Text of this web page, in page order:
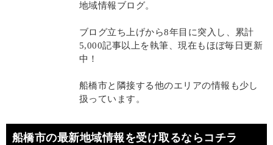
地域情報ブログ。
ブログ立ち上げから8年目に突入し、累計
5,000記事以上を執筆、現在もほぼ毎日更新
中！
船橋市と隣接する他のエリアの情報も少し
扱っています。
船橋市の最新地域情報を受け取るならコチラ